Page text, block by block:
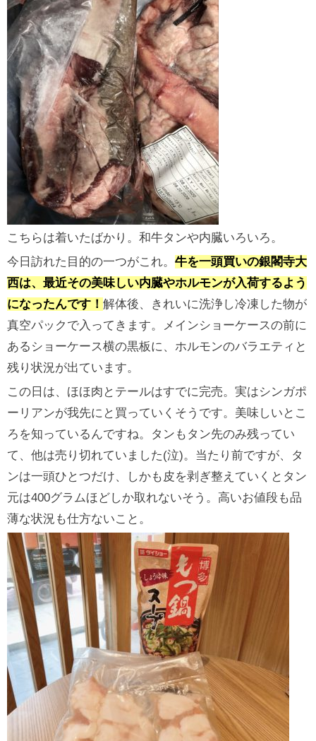
こちらは着いたばかり。和牛タンや内臓いろいろ。
今日訪れた目的の一つがこれ。 牛を一頭買いの銀閣寺大
西は、最近その美味しい内臓やホルモンが入荷するよう
になったんです！ 解体後、きれいに洗浄し冷凍した物が
真空パックで入ってきます。メインショーケースの前に
あるショーケース横の黒板に、ホルモンのバラエティと
残り状況が出ています。
この日は、ほほ肉とテールはすでに完売。実はシンガポ
ーリアンが我先にと買っていくそうです。美味しいとこ
ろを知っているんですね。タンもタン先のみ残ってい
て、他は売り切れていました(泣)。当たり前ですが、タ
ンは一頭ひとつだけ、しかも皮を剥ぎ整えていくとタン
元は400グラムほどしか取れないそう。高いお値段も品
薄な状況も仕方ないこと。